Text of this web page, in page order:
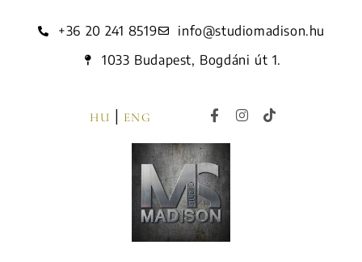
+36 20 241 8519
info@studiomadison.hu
1033 Budapest, Bogdáni út 1.
HU ENG